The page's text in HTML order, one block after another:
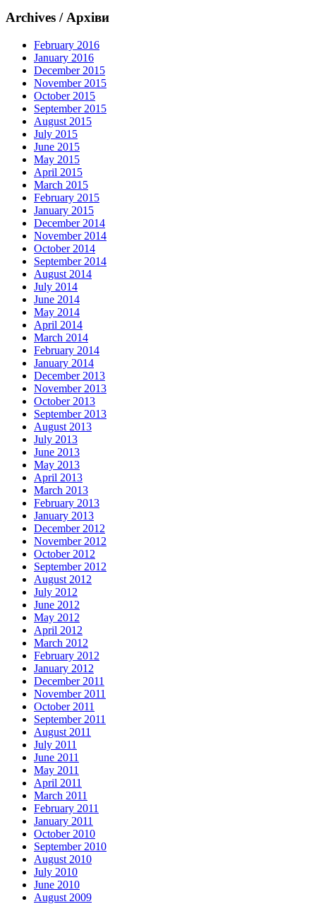
Archives / Архіви
February 2016
January 2016
December 2015
November 2015
October 2015
September 2015
August 2015
July 2015
June 2015
May 2015
April 2015
March 2015
February 2015
January 2015
December 2014
November 2014
October 2014
September 2014
August 2014
July 2014
June 2014
May 2014
April 2014
March 2014
February 2014
January 2014
December 2013
November 2013
October 2013
September 2013
August 2013
July 2013
June 2013
May 2013
April 2013
March 2013
February 2013
January 2013
December 2012
November 2012
October 2012
September 2012
August 2012
July 2012
June 2012
May 2012
April 2012
March 2012
February 2012
January 2012
December 2011
November 2011
October 2011
September 2011
August 2011
July 2011
June 2011
May 2011
April 2011
March 2011
February 2011
January 2011
October 2010
September 2010
August 2010
July 2010
June 2010
August 2009